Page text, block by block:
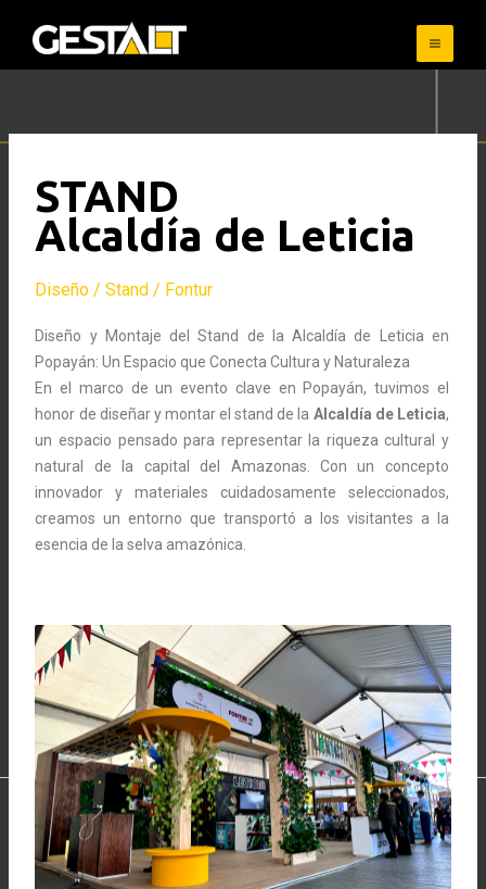
STAND
Alcaldía de Leticia
Diseño / Stand / Fontur
Diseño y Montaje del Stand de la Alcaldía de Leticia en
Popayán: Un Espacio que Conecta Cultura y Naturaleza
En el marco de un evento clave en Popayán, tuvimos el
honor de diseñar y montar el stand de la Alcaldía de Leticia,
un espacio pensado para representar la riqueza cultural y
natural de la capital del Amazonas. Con un concepto
innovador y materiales cuidadosamente seleccionados,
creamos un entorno que transportó a los visitantes a la
esencia de la selva amazónica.